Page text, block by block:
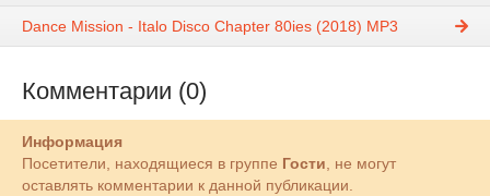
Dance Mission - Italo Disco Chapter 80ies (2018) MP3
Комментарии (0)
Информация
Посетители, находящиеся в группе Гости, не могут
оставлять комментарии к данной публикации.